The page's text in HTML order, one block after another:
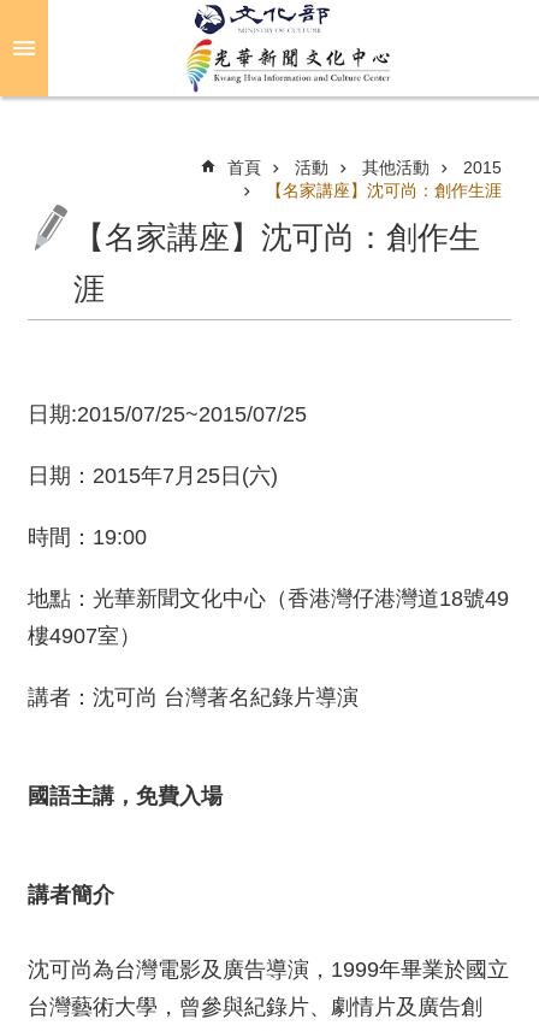
關
華
動
光
推
新
聞
結
入
之
友
首頁 活動 其他活動
2015
【名家講座】沈可尚：創作生涯
【名家講座】沈可尚：創作生
涯
日期:2015/07/25~2015/07/25
日期：2015年7月25日(六)
時間：19:00
地點：光華新聞文化中心（香港灣仔港灣道18號49
樓4907室）
講者：沈可尚 台灣著名紀錄片導演
國語主講， 免費入場
講者簡介
沈可尚為台灣電影及廣告導演，1999年畢業於國立
台灣藝術大學，曾參與紀錄片、劇情片及廣告創